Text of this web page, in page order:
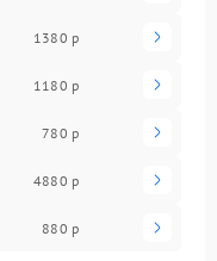
1380 р
1180 р
780 р
4880 р
880 р